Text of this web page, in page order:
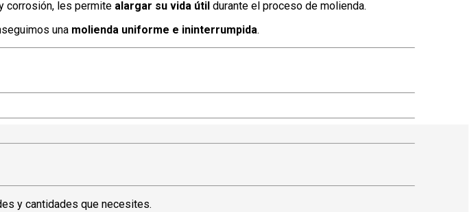
corrosión, les permite alargar su vida útil durante el proceso de molienda.
una molienda uniforme e ininterrumpida.
y cantidades que necesites.